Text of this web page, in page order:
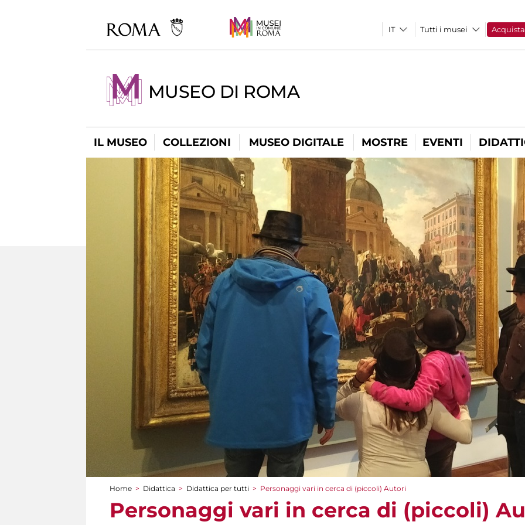
Tutti i musei Acquista
MUSEO DI ROMA
IL MUSEO COLLEZIONI MUSEO DIGITALE MOSTRE EVENTI
Tu sei qui
Home > Didattica > Didattica per tutti > Personaggi vari in cerca di (piccoli) Autori
Personaggi vari in cerca di (piccoli)